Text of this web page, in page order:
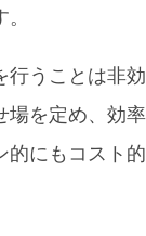
行うことは非
場を定め、効
的にもコスト